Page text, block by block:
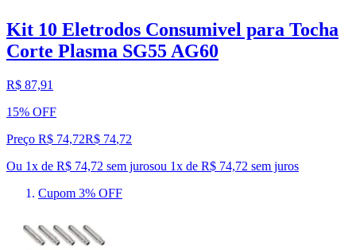
Kit 10 Eletrodos Consumivel para Tocha
Corte Plasma SG55 AG60
R$ 87,91
15% OFF
Preço R$ 74,72R$ 74,72
Ou 1x de R$ 74,72 sem jurosou 1x de R$ 74,72 sem juros
Cupom 3% OFF